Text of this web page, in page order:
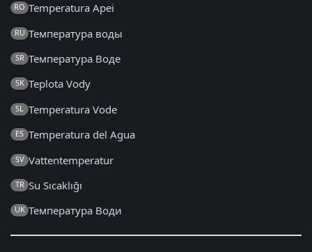
RO Temperatura Apei
RU Температура воды
SR Температура Воде
SK Teplota Vody
SL Temperatura Vode
ES Temperatura del Agua
SV Vattentemperatur
TR Su Sıcaklığı
UK Температура Води